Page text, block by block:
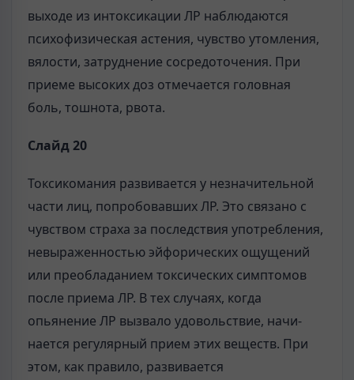
выходе из интоксикации ЛР наблюдаются
психофизическая астения, чувство утомления,
вялости, зат­руднение сосредоточения. При
приеме высоких доз отмечается головная
боль, тошнота, рвота.
Слайд 20
Токсикомания развивается у незначительной
части лиц, попробовавших ЛР. Это связано с
чувством страха за последствия употребления,
невыраженностью эйфорических ощущений
или преобладанием токсических симптомов
после приема ЛР. В тех случаях, когда
опьянение ЛР вызвало удовольствие, начи­
нается регулярный прием этих веществ. При
этом, как правило, развивается